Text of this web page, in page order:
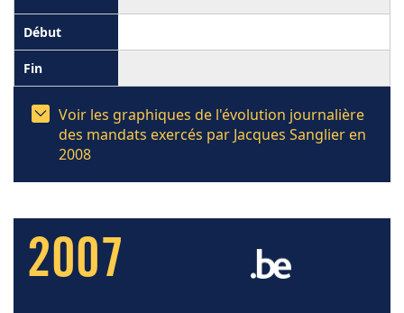
Voir les graphiques de l'évolution journalière
des mandats exercés par Jacques Sanglier en
2008
2007